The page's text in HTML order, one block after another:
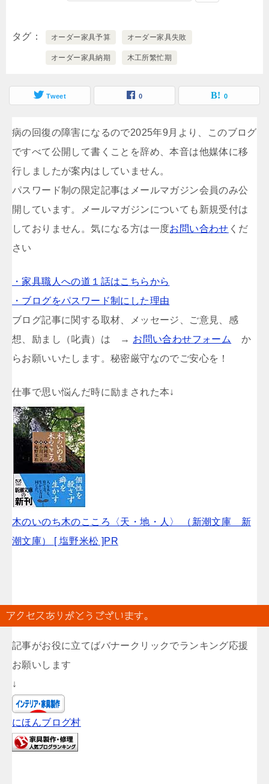
タグ オーダー家具予算 オーダー家具失敗
オーダー家具納期 木工所繁忙期
Tweet 0 0
病の回復の障害になるので2025年9月より、このブログ
ですべて公開して書くことを辞め、本音は他媒体に移
行しましたが案内はしていません。
パスワード制の限定記事はメールマガジン会員のみ公
開しています。メールマガジンについても新規受付は
しておりません。気になる方は一度お問い合わせ くだ
さい
・家具職人への道１話はこちらから
・ブログをパスワード制にした理由
ブログ記事に関する取材、メッセージ、ご意見、感
想、励まし（叱責）は → お問い合わせフォーム
か
らお願いいたします。秘密厳守なのでご安心を！
仕事で思い悩んだ時に励まされた本↓
木のいのち木のこころ〈天・地・人〉 （新潮文庫 新
潮文庫） [ 塩野米松 ]PR
アクセスありがとうございます。
記事がお役に立てばバナークリックでランキング応援
お願いします
↓
にほんブログ村